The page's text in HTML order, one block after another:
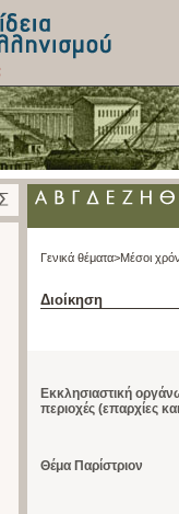
Γενικά θέματα>Μέσοι
Διοίκηση
Εκκλησιαστική
περιοχές (επαρχίες
Θέμα Παρίστριον